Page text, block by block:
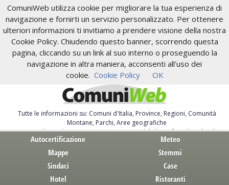
ComuniWeb utilizza cookie per migliorare la tua esperienza di
navigazione e fornirti un servizio personalizzato. Per ottenere
ulteriori informazioni ti invitiamo a prendere visione della nostra
Cookie Policy. Chiudendo questo banner, scorrendo questa
pagina, cliccando su un link al suo interno o proseguendo la
navigazione in altra maniera, acconsenti all'uso dei
cookie. Cookie Policy OK
Tutte le informazioni su: Comuni d'Italia, Province, Regioni, Comunità
Montane, Parchi, Aree geografiche
Servizi al Cittadino. Autocertificazione, moduli, leggi, free download
Autocertificazione
Meteo
Mappe
Stemmi
Sindaci
Case
Hotel
Ristoranti